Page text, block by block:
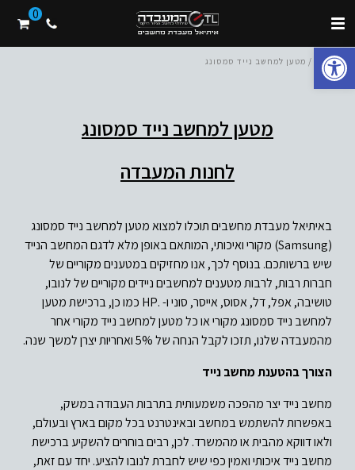
פתח סרגל נגישות
0
בית / מטען למחשב נייד סמסונג
מטען למחשב נייד סמסונג
לחנות המעבדה
באיתיאל מעבדת מחשבים תוכלו למצוא מטען למחשב נייד סמסונג
(Samsung) מקורי ואיכותי, המותאם באופן מלא לדגם המחשב הנייד
שיש ברשותכם. בנוסף לכך, אנו מחזיקים במטענים מקוריים של
חברות רבות, לרבות מטענים למחשבים ניידים מקוריים של לנובו,
טושיבה, אפל, דל, אסוס, אייסר, סוני ו- .HP כמו כן, ברכישת מטען
למחשב נייד סמסונג מקורי או כל מטען למחשב נייד מקורי אחר
מהמעבדה שלנו, תזכו לקבל הנחה של 5% ואחריות יצרן למשך שנה.
הצורך בהטענת מחשב נייד
מחשב נייד יצר מהפכה משמעותית בתרבות העבודה במשק,
באפשרות להשתמש במחשב ובאינטרנט בכל מקום בארץ ובעולם,
ולאו דווקא מהבית או מהמשרד. לכן, רבים בוחרים להשקיע ברכישת
מחשב נייד איכותי ואמין כפי שיש לחברת לנובו להציע. יחד עם זאת,